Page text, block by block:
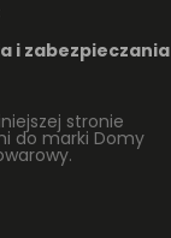
i zabezpieczania
stronie
do marki Domy